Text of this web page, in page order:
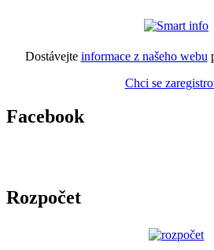
Dostávejte informace z našeho webu
Chci se
Facebook
Rozpočet